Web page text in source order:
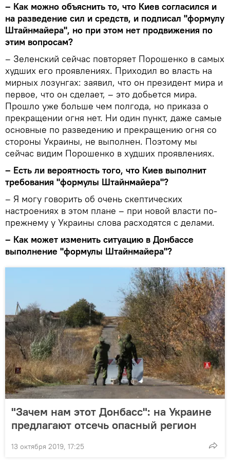
– Как можно объяснить то, что Киев согласился и
на разведение сил и средств, и подписал "формулу
Штайнмайера", но при этом нет продвижения по
этим вопросам?
– Зеленский сейчас повторяет Порошенко в самых
худших его проявлениях. Приходил во власть на
мирных лозунгах: заявил, что он президент мира и
первое, что он сделает, – это добьется мира.
Прошло уже больше чем полгода, но приказа о
прекращении огня нет. Ни один пункт, даже самые
основные по разведению и прекращению огня со
стороны Украины, не выполнен. Поэтому мы
сейчас видим Порошенко в худших проявлениях.
– Есть ли вероятность того, что Киев выполнит
требования "формулы Штайнмайера"?
– Я могу говорить об очень скептических
настроениях в этом плане – при новой власти по-
прежнему у Украины слова расходятся с делами.
– Как может изменить ситуацию в Донбассе
выполнение "формулы Штайнмайера"?
"Зачем нам этот Донбасс": на Украине
предлагают отсечь опасный регион
13 октября 2019, 17:25